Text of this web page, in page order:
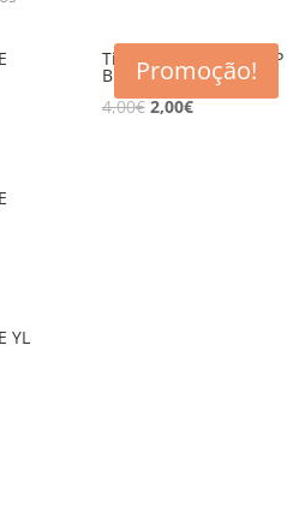
Promoção!
Tinteiro compativel HP
BK-PH (364XL)
4,00€ 2,00€
YL